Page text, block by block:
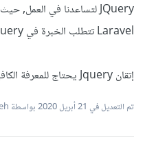
Laravel تتطلب الخبرة في JQuery كشرط أساسي.
إتقان Jquery يحتاج للمعرفة الكافية في HTML, CSS, Java Script.
تم التعديل في 21 أبريل 2020 بواسطة Nabil Tayeh